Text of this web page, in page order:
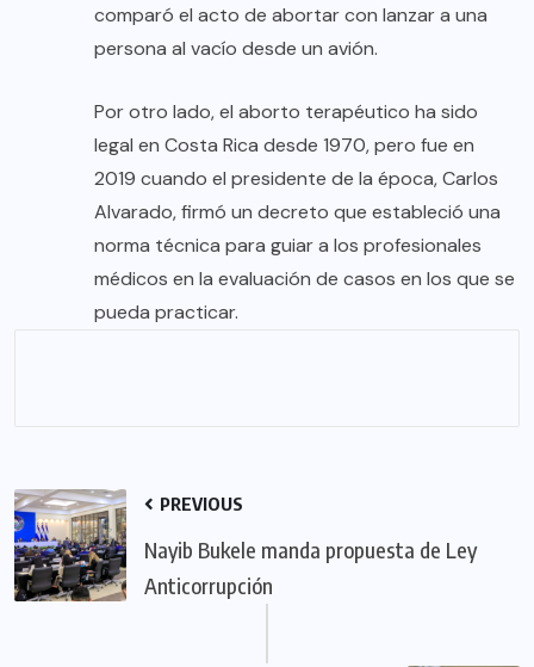
comparó el acto de abortar con lanzar a una
persona al vacío desde un avión.
Por otro lado, el aborto terapéutico ha sido
legal en Costa Rica desde 1970, pero fue en
2019 cuando el presidente de la época, Carlos
Alvarado, firmó un decreto que estableció una
norma técnica para guiar a los profesionales
médicos en la evaluación de casos en los que se
pueda practicar.
PREVIOUS
Nayib Bukele manda propuesta de Ley
Anticorrupción